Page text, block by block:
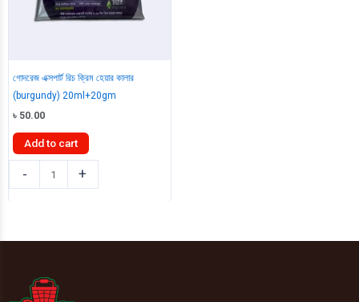
গোদরেজ এক্সপার্ট রিচ ক্রিম হেয়ার কালার
(burgundy) 20ml+20gm
৳ 50.00
Add to cart
-
এক্সপার্ট
হেয়ার
20ml+20gm
+